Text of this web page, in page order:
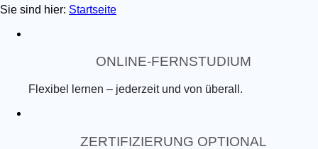
Sie sind hier: Startseite
ONLINE-FERNSTUDIUM
Flexibel lernen – jederzeit und von überall.
ZERTIFIZIERUNG OPTIONAL